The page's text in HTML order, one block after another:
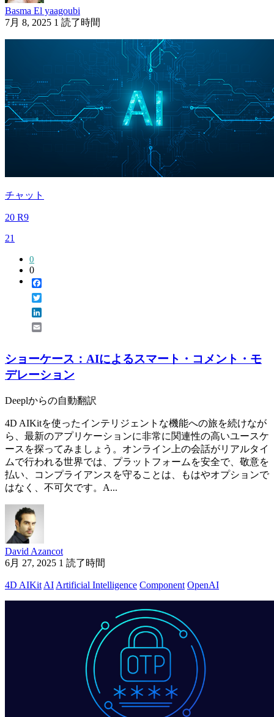
Basma El yaagoubi
7月 8, 2025 1 読了時間
チャット
20 R9
21
0
0
ショーケース：AIによるスマート・コメント・モ
デレーション
Deeplからの自動翻訳
4D AIKitを使ったインテリジェントな機能への旅を続けなが
ら、最新のアプリケーションに非常に関連性の高いユースケ
ースを探ってみましょう。オンライン上の会話がリアルタイ
ムで行われる世界では、プラットフォームを安全で、敬意を
払い、コンプライアンスを守ることは、もはやオプションで
はなく、不可欠です。A...
David Azancot
6月 27, 2025 1 読了時間
4D AIKit AI Artificial Intelligence Component OpenAI